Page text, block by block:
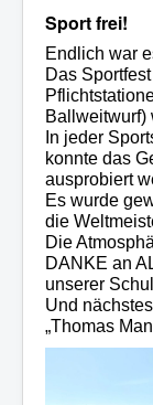
Impressum
Datenschutz
Kontakt
Sport frei!
Endlich war
Das
Ballweitwurf)
In jeder
konnte das
ausprobiert
Es wurde
die
Die
DANKE an
unserer
Und
„Thomas